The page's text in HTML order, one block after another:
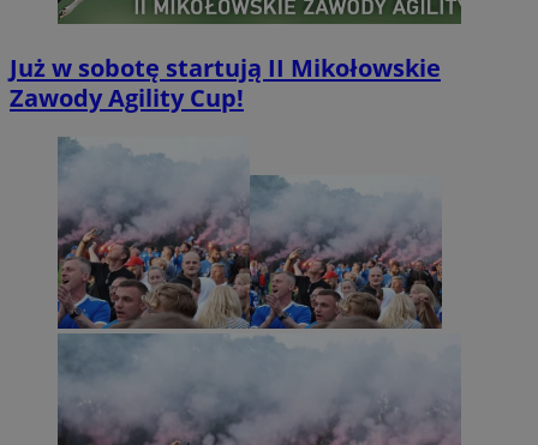
Już w sobotę startują II Mikołowskie
Zawody Agility Cup!